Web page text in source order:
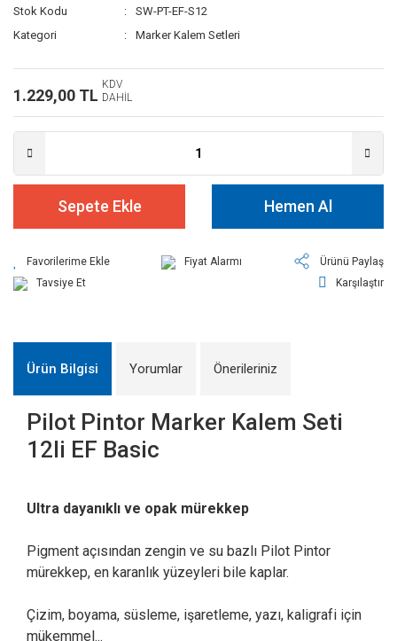
Stok Kodu
SW-PT-EF-S12
Kategori
Marker Kalem Setleri
1.229,00 TL
KDV
DAHİL
Sepete Ekle Hemen Al
Fiyat Alarmı
Ürünü Paylaş
Tavsiye Et
Karşılaştır
Ürün Bilgisi Yorumlar Önerileriniz
Pilot Pintor Marker Kalem Seti
12li EF Basic
Ultra dayanıklı ve opak mürekkep
Pigment açısından zengin ve su bazlı Pilot Pintor
mürekkep, en karanlık yüzeyleri bile kaplar.
Çizim, boyama, süsleme, işaretleme, yazı, kaligrafi için
mükemmel...